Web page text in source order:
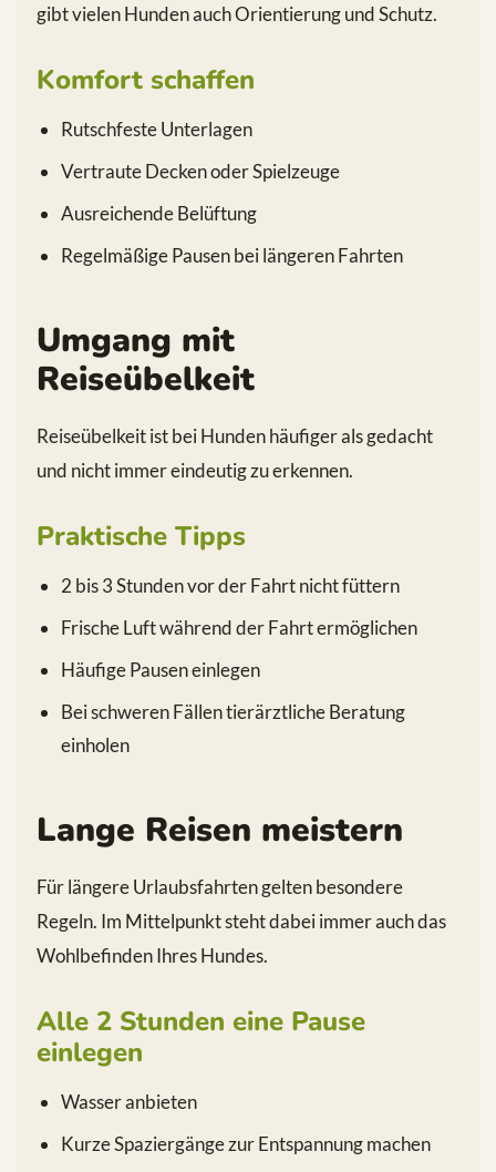
gibt vielen Hunden auch Orientierung und Schutz.
Komfort schaffen
Rutschfeste Unterlagen
Vertraute Decken oder Spielzeuge
Ausreichende Belüftung
Regelmäßige Pausen bei längeren Fahrten
Umgang mit
Reiseübelkeit
Reiseübelkeit ist bei Hunden häufiger als gedacht
und nicht immer eindeutig zu erkennen.
Praktische Tipps
2 bis 3 Stunden vor der Fahrt nicht füttern
Frische Luft während der Fahrt ermöglichen
Häufige Pausen einlegen
Bei schweren Fällen tierärztliche Beratung
einholen
Lange Reisen meistern
Für längere Urlaubsfahrten gelten besondere
Regeln. Im Mittelpunkt steht dabei immer auch das
Wohlbefinden Ihres Hundes.
Alle 2 Stunden eine Pause
einlegen
Wasser anbieten
Kurze Spaziergänge zur Entspannung machen